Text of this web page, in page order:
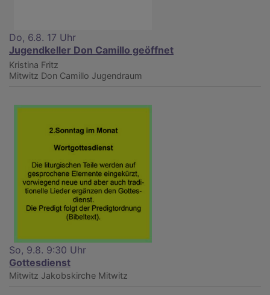
Do, 6.8. 17 Uhr
Jugendkeller Don Camillo geöffnet
Kristina Fritz
Mitwitz Don Camillo Jugendraum
So, 9.8. 9:30 Uhr
Gottesdienst
Mitwitz Jakobskirche Mitwitz